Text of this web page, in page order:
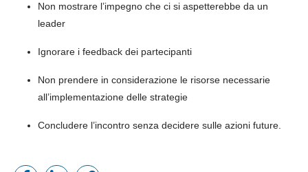
Non mostrare l’impegno che ci si aspetterebbe da un
leader
Ignorare i feedback dei partecipanti
Non prendere in considerazione le risorse necessarie
all’implementazione delle strategie
Concludere l’incontro senza decidere sulle azioni future.